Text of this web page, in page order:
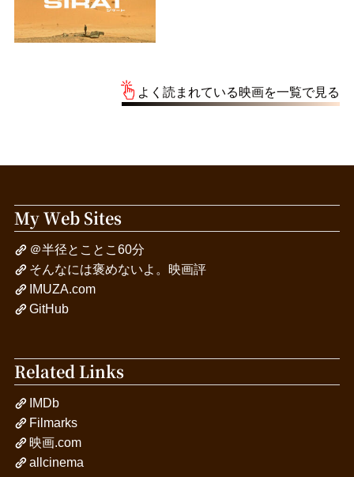
よく読まれている映画を一覧で見る
My Web Sites
＠半径とことこ60分
そんなには褒めないよ。映画評
IMUZA.com
GitHub
Related Links
IMDb
Filmarks
映画.com
allcinema